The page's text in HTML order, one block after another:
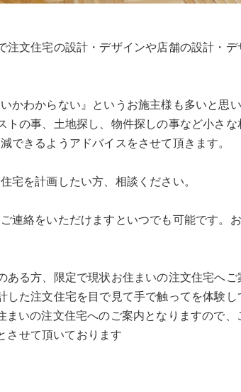
文住宅の設計・デザインや店舗の設計・デ
かわからない』というお施主様も多いと思い
の事、土地探し、物件探しの事など小さ
できるようアドバイスをさせて頂きます。
宅を計画したい方、相談ください。
連絡をいただけますといつでも可能です。
る方、限定で現状お住まいの注文住宅へ
た注文住宅を目で見て手で触ってを体験し
いの注文住宅へのご案内となりますので、
させて頂いております